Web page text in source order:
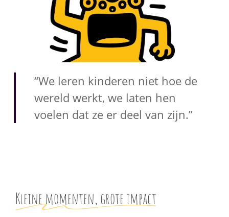
“We leren kinderen niet hoe de
wereld werkt, we laten hen
voelen dat ze er deel van zijn.”
Kleine momenten, grote impact